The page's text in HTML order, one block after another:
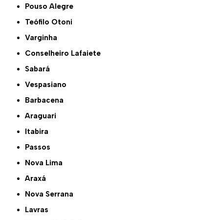
Pouso Alegre
Teófilo Otoni
Varginha
Conselheiro Lafaiete
Sabará
Vespasiano
Barbacena
Araguari
Itabira
Passos
Nova Lima
Araxá
Nova Serrana
Lavras